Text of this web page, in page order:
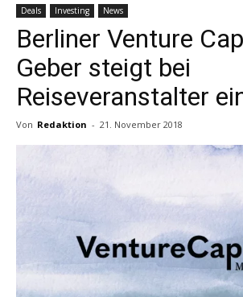
Deals Investing News
Berliner Venture
Geber steigt bei
Reiseveranstalter
Von Redaktion - 21. November 2018